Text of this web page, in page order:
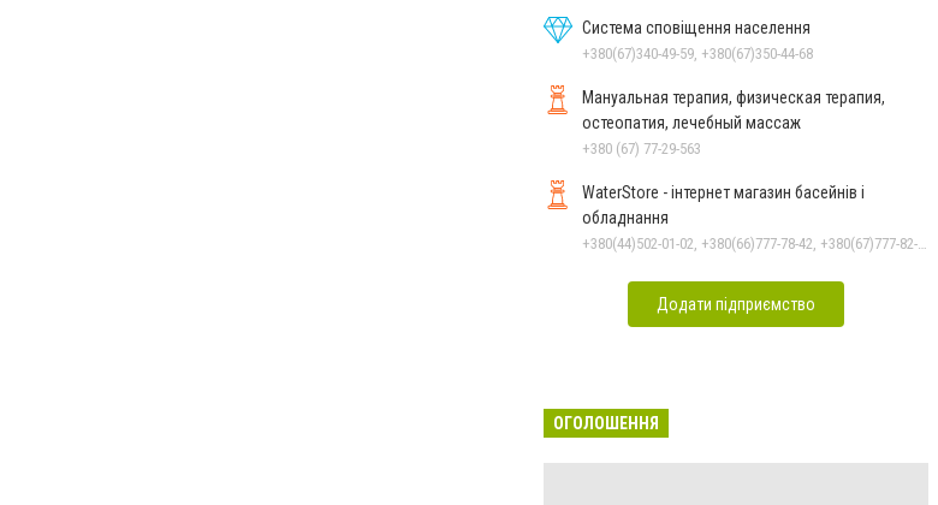
Система сповіщення населення
+380(67)340-49-59, +380(67)350-44-68
Мануальная терапия, физическая терапия,
остеопатия, лечебный массаж
+380 (67) 77-29-563
WaterStore - інтернет магазин басейнів і
обладнання
Додати підприємство
ОГОЛОШЕННЯ